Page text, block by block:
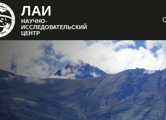
ЛАИ
НАУЧНО-
ИССЛЕДОВАТЕЛЬСКИЙ
ЦЕНТР